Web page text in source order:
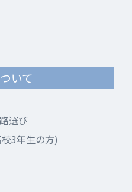
いて
選び
3年生の方)